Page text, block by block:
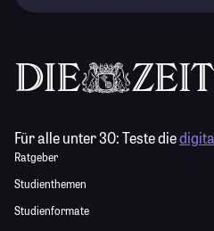
Für alle unter 30:Teste die
Ratgeber
Studienthemen
Studienformate